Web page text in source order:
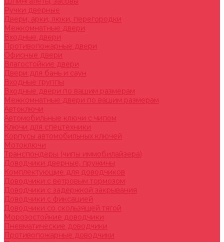
Ручки дверные
Двери, арки, люки, перегородки
Межкомнатные двери
Входные двери
Противопожарные двери
Офисные двери
Влагостойкие двери
Двери для бань и саун
Входные группы
Входные двери по вашим размерам
Межкомнатные двери по вашим размерам
Автоключи
Автомобильные ключи с чипом
Ключи для спецтехники
Корпусы автомобильных ключей
Мотоключи
Транспондеры (чипы иммобилайзера)
Доводчики дверные, пружины
Комплектующие для доводчиков
Доводчики с ветровым тормозом
Доводчики с задержкой закрывания
Доводчики с фиксацией
Доводчики со скользящей тягой
Морозостойкие доводчики
Пневматические доводчики
Противопожарные доводчики